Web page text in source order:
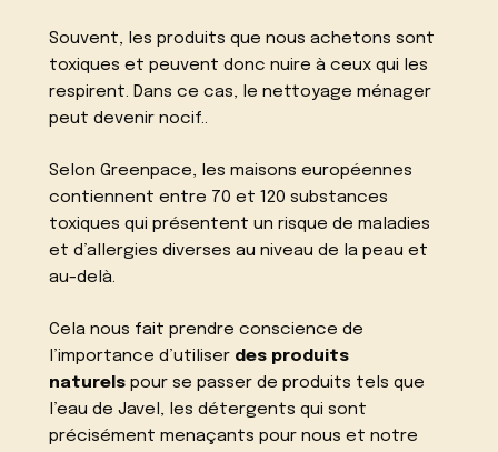
Souvent, les produits que nous achetons sont
toxiques et peuvent donc nuire à ceux qui les
respirent. Dans ce cas, le nettoyage ménager
peut devenir nocif..
Selon Greenpace, les maisons européennes
contiennent entre 70 et 120 substances
toxiques qui présentent un risque de maladies
et d’allergies diverses au niveau de la peau et
au-delà.
Cela nous fait prendre conscience de
l’importance d’utiliser des produits
naturels pour se passer de produits tels que
l’eau de Javel, les détergents qui sont
précisément menaçants pour nous et notre